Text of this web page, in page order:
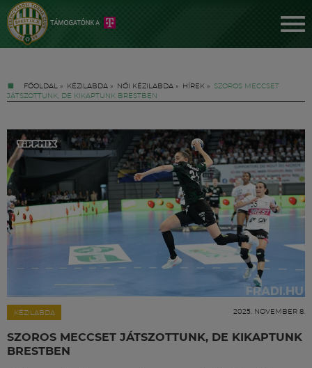
FŐOLDAL » KÉZILABDA » NŐI KÉZILABDA » HÍREK »
SZOROS MECCSET
JÁTSZOTTUNK, DE KIKAPTUNK BRESTBEN
KÉZILABDA 2025. NOVEMBER 8.
SZOROS MECCSET JÁTSZOTTUNK, DE KIKAPTUNK
BRESTBEN
Jegyek
FM YouTube +
Hírek
Labdarúgás